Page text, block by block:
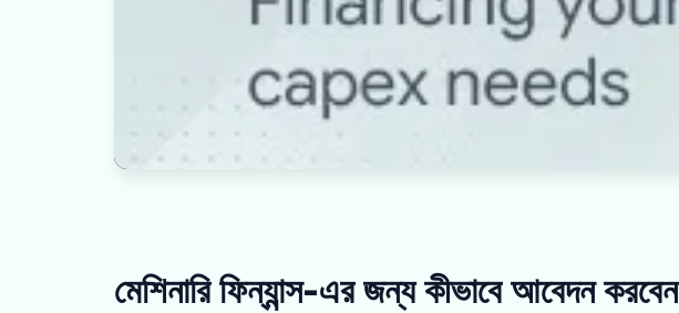
মেশিনারি ফিন্যান্স-এর জন্য কীভাবে আবেদন করবেন